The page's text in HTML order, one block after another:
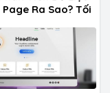
Ra Sao? Tối